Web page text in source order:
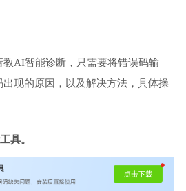
AI智能诊断，只需要将错误码输
出现的原因，以及解决方法，具体操
具。